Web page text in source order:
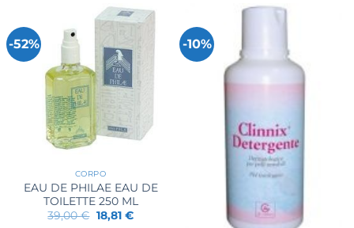
22,00 €.
-52%
CORPO
EAU DE PHILAE EAU DE
TOILETTE 250 ML
39,00€ Il
prezzo
18,81 €Il
-10%